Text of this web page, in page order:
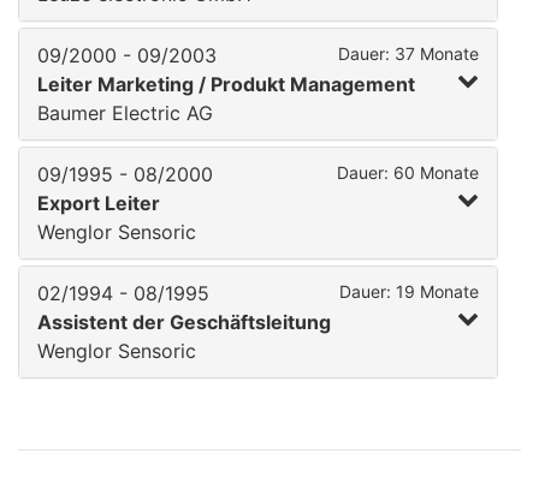
09/2000 - 09/2003 Dauer: 37 Monate
Leiter Marketing / Produkt Management
Baumer Electric AG
09/1995 - 08/2000 Dauer: 60 Monate
Export Leiter
Wenglor Sensoric
02/1994 - 08/1995 Dauer: 19 Monate
Assistent der Geschäftsleitung
Wenglor Sensoric